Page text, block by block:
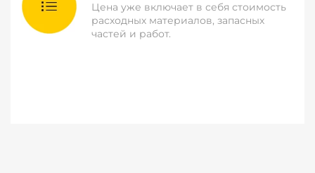
Цена уже включает в себя стоимость
расходных материалов, запасных
частей и работ.